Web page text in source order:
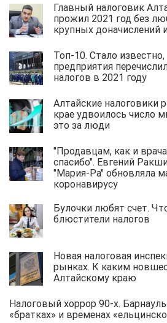
Главный налоговик
прожил 2021 год без
крупных доначислений
Топ-10. Стало
предприятия
налогов в 2021 году
Алтайские налоговики
крае удвоилось число
это за люди
"Продавцам, как и
спасибо". Евгений
"Мария-Ра" обновляла
коронавирусу
Булочки любят счет.
блюстители налогов
Новая налоговая
рынках. К каким
Алтайскому краю
Налоговый хоррор 90-х.
«братках» и временах